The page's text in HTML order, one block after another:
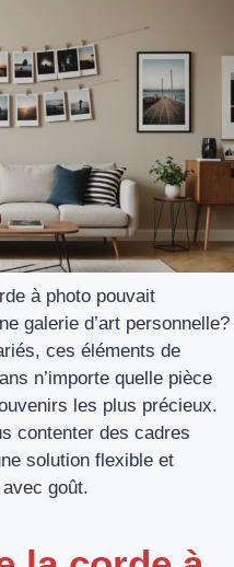
à photo pouvait
galerie d’art personnelle?
ces éléments de
n’importe quelle pièce
les plus précieux.
contenter des cadres
solution flexible et
goût.